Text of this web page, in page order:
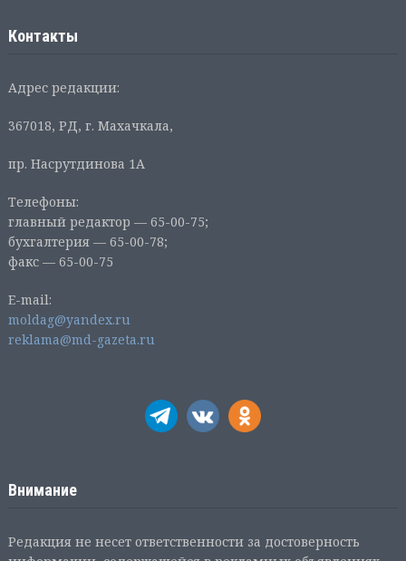
Контакты
Адрес редакции:
367018, РД, г. Махачкала,
пр. Насрутдинова 1А
Телефоны:
главный редактор — 65-00-75;
бухгалтерия — 65-00-78;
факс — 65-00-75
E-mail:
moldag@yandex.ru
reklama@md-gazeta.ru
Внимание
Редакция не несет ответственности за достоверность